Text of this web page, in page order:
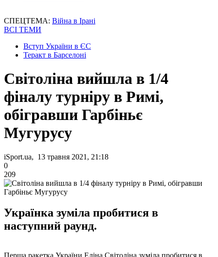
СПЕЦТЕМА: Війна в Ірані
ВСІ ТЕМИ
Вступ України в ЄС
Теракт в Барселоні
Світоліна вийшла в 1/4
фіналу турніру в Римі,
обігравши Гарбіньє
Мугурусу
iSport.ua, 13 травня 2021, 21:18
0
209
Українка зуміла пробитися в
наступний раунд.
Перша ракетка України Еліна Світоліна зуміла пробитися в